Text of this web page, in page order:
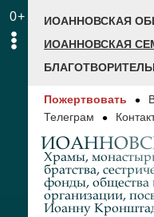
0+
ИОАННОВСКАЯ
ИОАННОВСКАЯ
Пожертвовать
Телеграм
Храмы,
братства,
фонды, общества
организации,
Иоанну